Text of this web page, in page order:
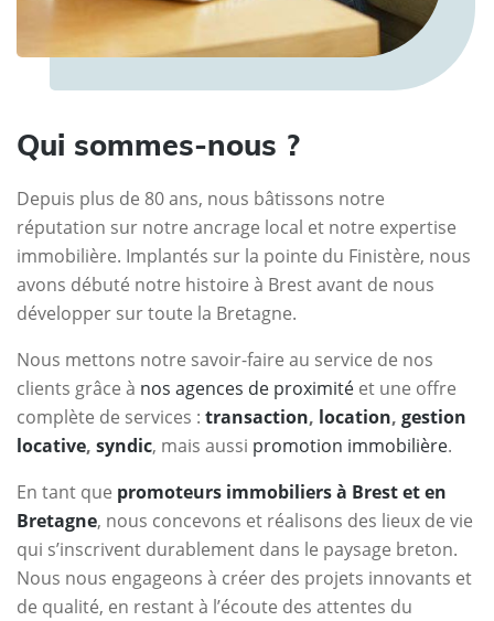
Qui sommes-nous ?
Depuis plus de 80 ans, nous bâtissons notre
réputation sur notre ancrage local et notre expertise
immobilière. Implantés sur la pointe du Finistère, nous
avons débuté notre histoire à Brest avant de nous
développer sur toute la Bretagne.
Nous mettons notre savoir-faire au service de nos
clients grâce à nos agences de proximité et une offre
complète de services : transaction, location, gestion
locative, syndic, mais aussi promotion immobilière.
En tant que promoteurs immobiliers à Brest et en
Bretagne, nous concevons et réalisons des lieux de vie
qui s’inscrivent durablement dans le paysage breton.
Nous nous engageons à créer des projets innovants et
de qualité, en restant à l’écoute des attentes du